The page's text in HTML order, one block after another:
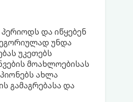
და იწყებენ
უნდა
უკეთებს
მოახლოებისას
ახლა
გამაგრებასა და